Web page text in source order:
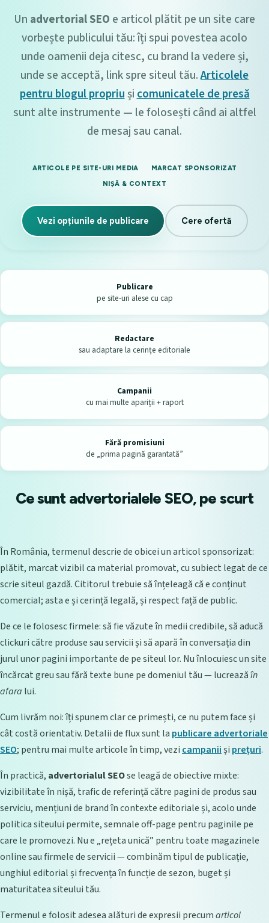
Un advertorial SEO e articol plătit pe un site care
vorbește publicului tău: îți spui povestea acolo
unde oamenii deja citesc, cu brand la vedere și,
unde se acceptă, link spre siteul tău.Articolele
pentru blogul propriușicomunicatele de presă
sunt alte instrumente — le folosești când ai altfel
de mesaj sau canal.
ARTICOLE PE SITE-URI MEDIA MARCAT SPONSORIZAT
NIȘĂ & CONTEXT
Vezi opțiunile de publicare Cere ofertă
Publicare
pe site-uri alese cu cap
Redactare
sau adaptare la cerințe editoriale
Campanii
cu mai multe apariții + raport
Fără promisiuni
de „prima pagină garantată”
Ce sunt advertorialele SEO, pe scurt
În România, termenul descrie de obicei un articol sponsorizat:
plătit, marcat vizibil ca material promovat, cu subiect legat de ce
scrie siteul gazdă. Cititorul trebuie să înțeleagă că e conținut
comercial; asta e și cerință legală, și respect față de public.
De ce le folosesc firmele: să fie văzute în medii credibile, să aducă
clickuri către produse sau servicii și să apară în conversația din
jurul unor pagini importante de pe siteul lor. Nu înlocuiesc un site
încărcat greu sau fără texte bune pe domeniul tău — lucreazăîn
afara lui.
Cum livrăm noi: îți spunem clar ce primești, ce nu putem face și
cât costă orientativ. Detalii de flux sunt la publicare advertoriale
SEO; pentru mai multe articole în timp, vezi campaniiși prețuri.
În practică, advertorialul SEOse leagă de obiective mixte:
vizibilitate în nișă, trafic de referință către pagini de produs sau
serviciu, mențiuni de brand în contexte editoriale și, acolo unde
politica siteului permite, semnale off-page pentru paginile pe
care le promovezi. Nu e „rețeta unică” pentru toate magazinele
online sau firmele de servicii — combinăm tipul de publicație,
unghiul editorial și frecvența în funcție de sezon, buget și
maturitatea siteului tău.
Termenul e folosit adesea alături de expresii precumarticol